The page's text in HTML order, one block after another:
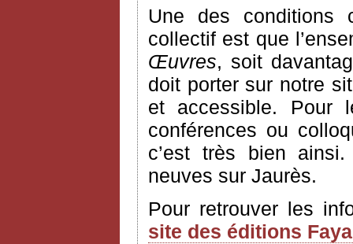
Une des conditions
collectif est que
Œuvres, soit
doit porter sur notre
et accessible. Pour
conférences ou
c’est très bien
neuves sur Jaurès.
Pour retrouver les
site des éditions